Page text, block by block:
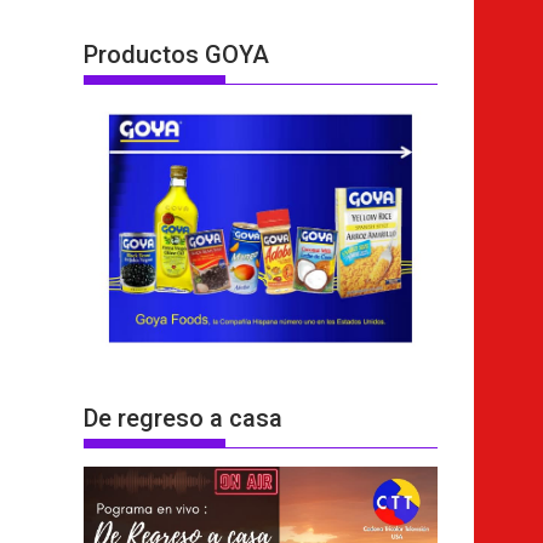
Productos GOYA
De regreso a casa